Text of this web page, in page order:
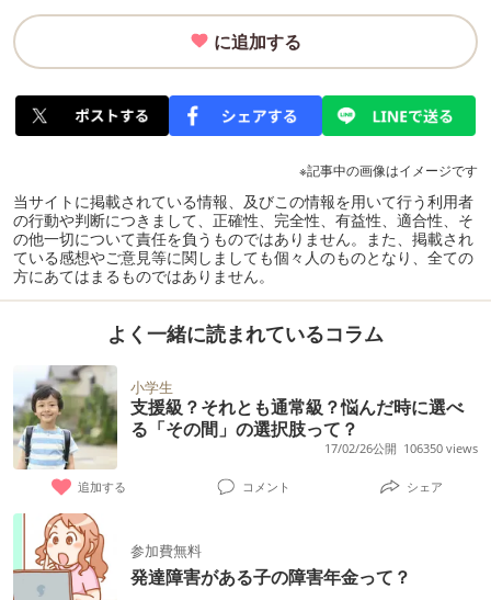
に追加する
※記事中の画像はイメージです
当サイトに掲載されている情報、及びこの情報を用いて行う利用者
の行動や判断につきまして、正確性、完全性、有益性、適合性、そ
の他一切について責任を負うものではありません。また、掲載され
ている感想やご意見等に関しましても個々人のものとなり、全ての
方にあてはまるものではありません。
よく一緒に読まれているコラム
小学生
支援級？それとも通常級？悩んだ時に選べ
る「その間」の選択肢って？
17/02/26公開 106350 views
追加する コメント シェア
参加費無料
発達障害がある子の障害年金って？